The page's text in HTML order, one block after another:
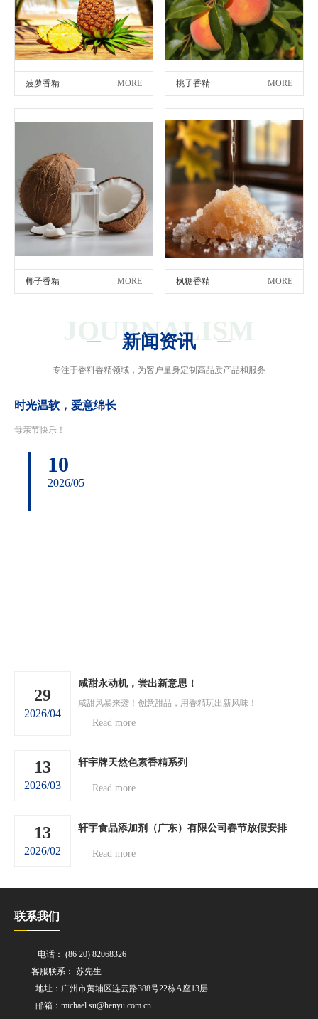
菠萝香精 MORE 桃子香精 MORE
椰子香精 MORE 枫糖香精 MORE
JOURNALISM
新闻资讯
专注于香料香精领域，为客户量身定制高品质产品和服务
时光温软，爱意绵长
母亲节快乐！
10
2026/05
29
2026/04
咸甜永动机，尝出新意思！
咸甜风暴来袭！创意甜品，用香精玩出新风味！
Read more
13
2026/03
轩宇牌天然色素香精系列
Read more
13
2026/02
轩宇食品添加剂（广东）有限公司春节放假安排
Read more
联系我们
电话： (86 20) 82068326
客服联系： 苏先生
地址：广州市黄埔区连云路388号22栋A座13层
邮箱：michael.su@henyu.com.cn